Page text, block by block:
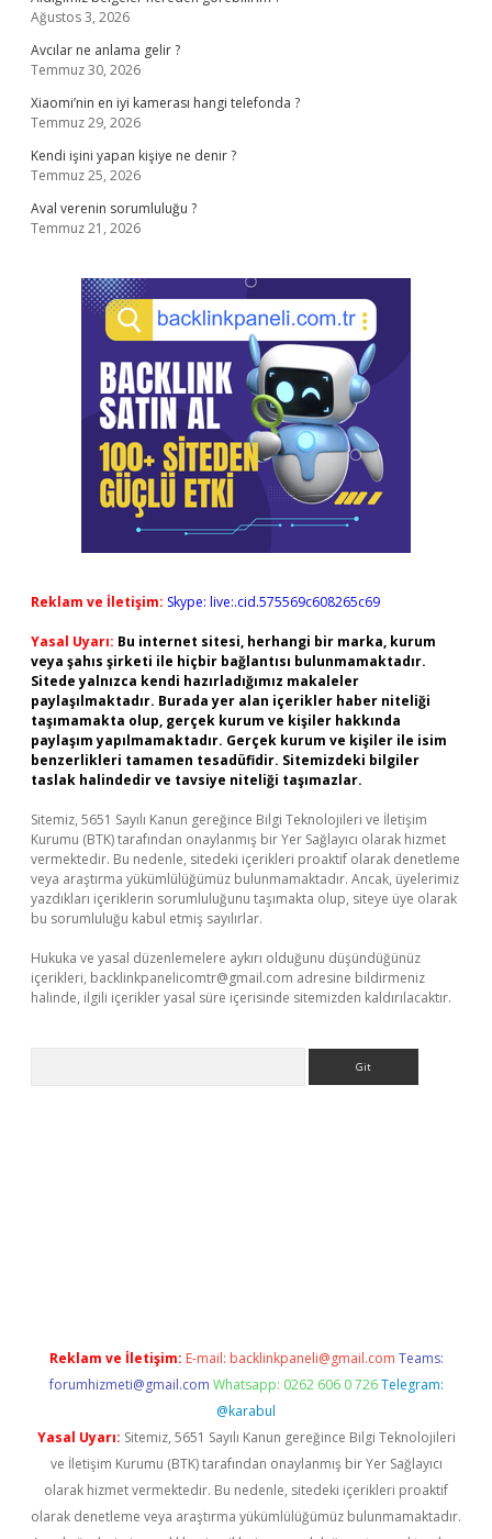
Ağustos 3, 2026
Avcılar ne anlama gelir ?
Temmuz 30, 2026
Xiaomi’nin en iyi kamerası hangi telefonda ?
Temmuz 29, 2026
Kendi işini yapan kişiye ne denir ?
Temmuz 25, 2026
Aval verenin sorumluluğu ?
Temmuz 21, 2026
Reklam ve İletişim: Skype: live:.cid.575569c608265c69
Yasal Uyarı: Bu internet sitesi, herhangi bir marka, kurum
veya şahıs şirketi ile hiçbir bağlantısı bulunmamaktadır.
Sitede yalnızca kendi hazırladığımız makaleler
paylaşılmaktadır. Burada yer alan içerikler haber niteliği
taşımamakta olup, gerçek kurum ve kişiler hakkında
paylaşım yapılmamaktadır. Gerçek kurum ve kişiler ile isim
benzerlikleri tamamen tesadüfidir. Sitemizdeki bilgiler
taslak halindedir ve tavsiye niteliği taşımazlar.
Sitemiz, 5651 Sayılı Kanun gereğince Bilgi Teknolojileri ve İletişim
Kurumu (BTK) tarafından onaylanmış bir Yer Sağlayıcı olarak hizmet
vermektedir. Bu nedenle, sitedeki içerikleri proaktif olarak denetleme
veya araştırma yükümlülüğümüz bulunmamaktadır. Ancak, üyelerimiz
yazdıkları içeriklerin sorumluluğunu taşımakta olup, siteye üye olarak
bu sorumluluğu kabul etmiş sayılırlar.
Hukuka ve yasal düzenlemelere aykırı olduğunu düşündüğünüz
içerikleri, backlinkpanelicomtr@gmail.com adresine bildirmeniz
halinde, ilgili içerikler yasal süre içerisinde sitemizden kaldırılacaktır.
Reklam ve İletişim: E-mail: backlinkpaneli@gmail.com Teams:
forumhizmeti@gmail.com Whatsapp: 0262 606 0 726 Telegram:
@karabul
Yasal Uyarı: Sitemiz, 5651 Sayılı Kanun gereğince Bilgi Teknolojileri
ve İletişim Kurumu (BTK) tarafından onaylanmış bir Yer Sağlayıcı
olarak hizmet vermektedir. Bu nedenle, sitedeki içerikleri proaktif
olarak denetleme veya araştırma yükümlülüğümüz bulunmamaktadır.